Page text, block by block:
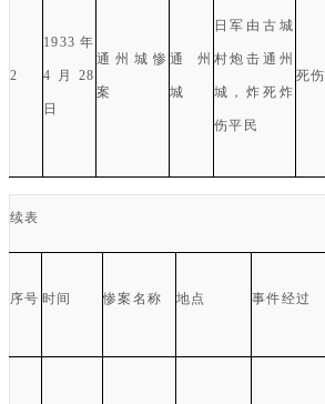
2
1933 年
4 月 28
日
通州城惨
案
通州
城
日军由古城
村炮击通州
城，炸死炸
伤平民
死伤
续表
序号 时间 惨案名称 地点 事件经过